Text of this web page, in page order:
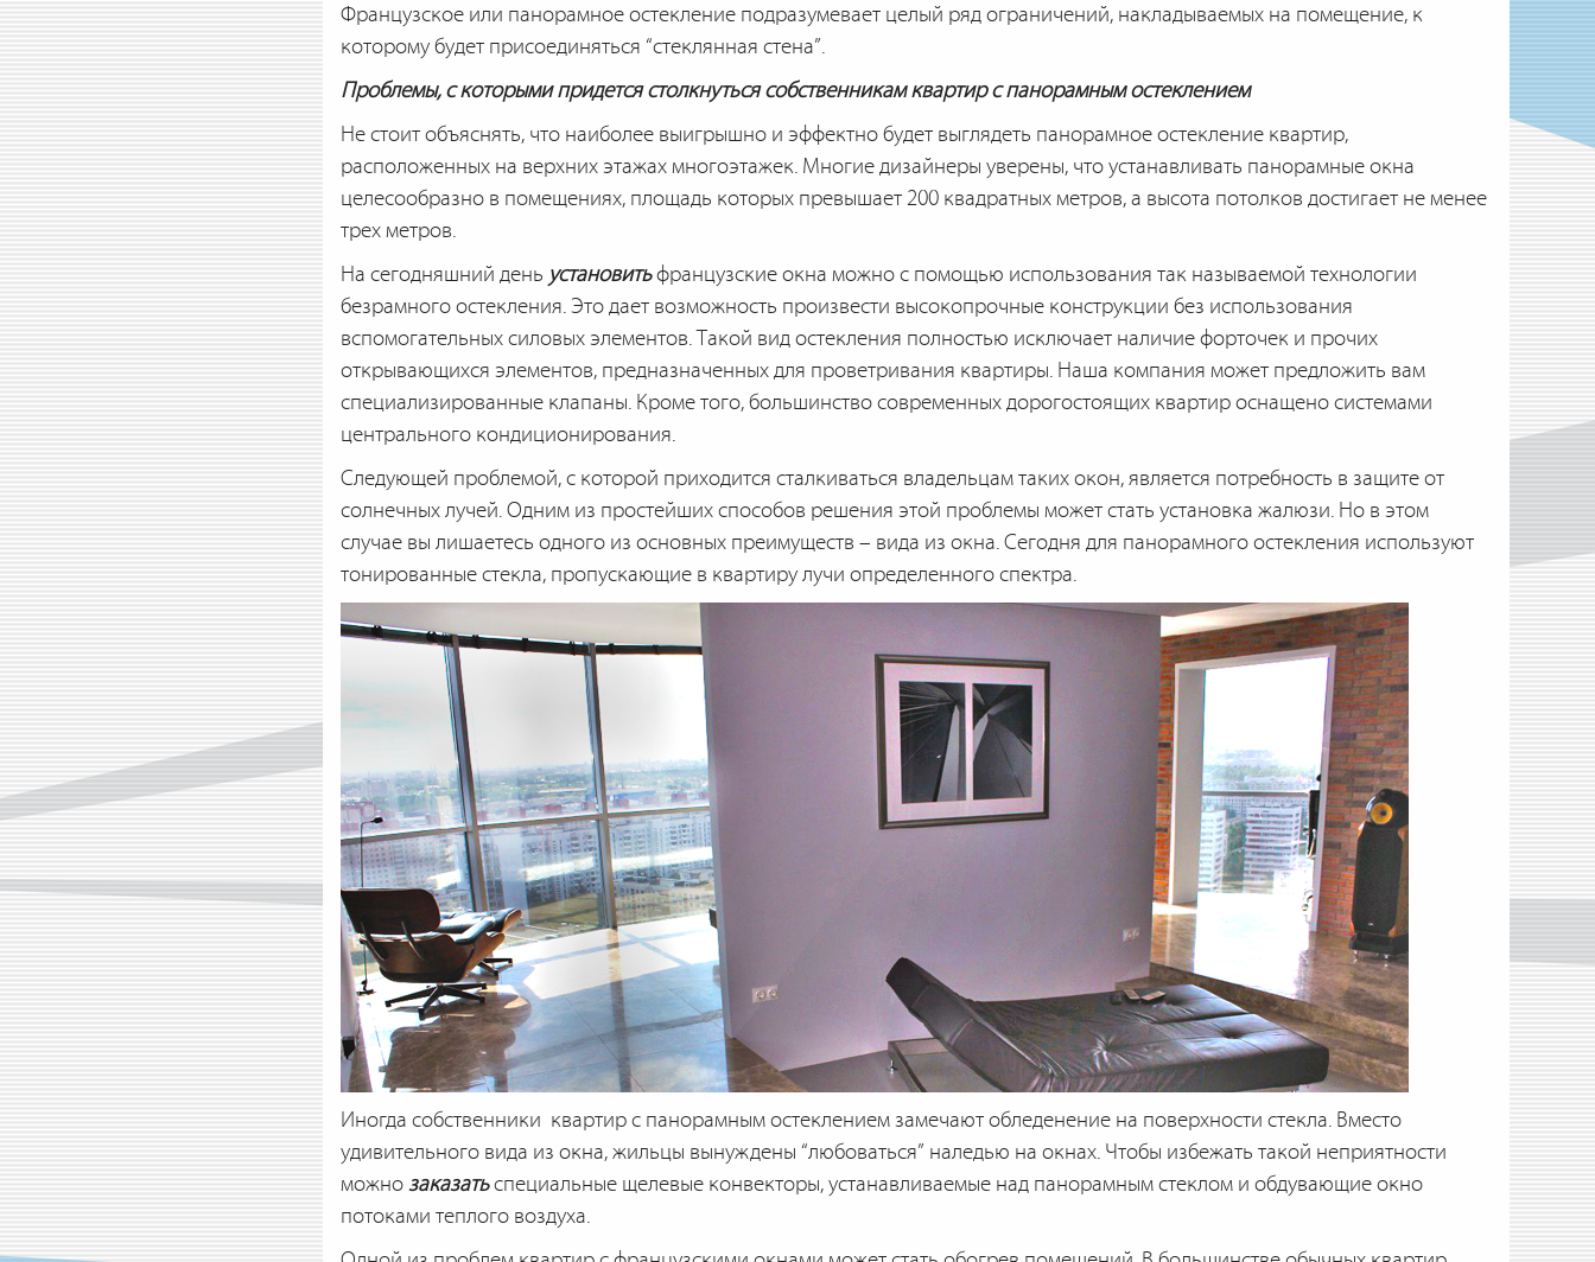
Французское или панорамное остекление подразумевает целый ряд ограничений, накладываемых на помещение, к
которому будет присоединяться “стеклянная стена”.
Проблемы, с которыми придется столкнуться собственникам квартир с панорамным остеклением
Не стоит объяснять, что наиболее выигрышно и эффектно будет выглядеть панорамное остекление квартир,
расположенных на верхних этажах многоэтажек. Многие дизайнеры уверены, что устанавливать панорамные окна
целесообразно в помещениях, площадь которых превышает 200 квадратных метров, а высота потолков достигает не менее
трех метров.
На сегодняшний день установитьфранцузские окна можно с помощью использования так называемой технологии
безрамного остекления. Это дает возможность произвести высокопрочные конструкции без использования
вспомогательных силовых элементов. Такой вид остекления полностью исключает наличие форточек и прочих
открывающихся элементов, предназначенных для проветривания квартиры. Наша компания может предложить вам
специализированные клапаны. Кроме того, большинство современных дорогостоящих квартир оснащено системами
центрального кондиционирования.
Следующей проблемой, с которой приходится сталкиваться владельцам таких окон, является потребность в защите от
солнечных лучей. Одним из простейших способов решения этой проблемы может стать установка жалюзи. Но в этом
случае вы лишаетесь одного из основных преимуществ – вида из окна. Сегодня для панорамного остекления используют
тонированные стекла, пропускающие в квартиру лучи определенного спектра.
Иногда собственники квартир с панорамным остеклением замечают обледенение на поверхности стекла. Вместо
удивительного вида из окна, жильцы вынуждены “любоваться” наледью на окнах. Чтобы избежать такой неприятности
можнозаказатьспециальные щелевые конвекторы, устанавливаемые над панорамным стеклом и обдувающие окно
потоками теплого воздуха.